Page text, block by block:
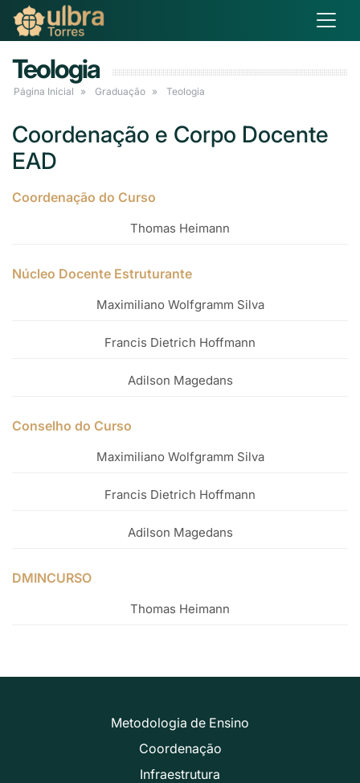
Teologia
Página Inicial Graduação Teologia
Coordenação e Corpo Docente
EAD
Coordenação do Curso
Thomas Heimann
Núcleo Docente Estruturante
Maximiliano Wolfgramm Silva
Francis Dietrich Hoffmann
Adilson Magedans
Conselho do Curso
Maximiliano Wolfgramm Silva
Francis Dietrich Hoffmann
Adilson Magedans
DMINCURSO
Thomas Heimann
Metodologia de Ensino
Coordenação
Infraestrutura